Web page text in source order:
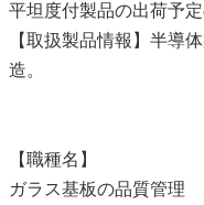
平坦度付製品の出荷予
【取扱製品情報】半導
造。
【職種名】
ガラス基板の品質管理